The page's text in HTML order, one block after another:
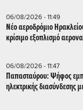
06/08/2026 - 11:49
Νέο αεροδρόμιο
κρίσιμο εξοπλισμό
06/08/2026 - 11:47
Παπασταύρου: Ψήφος
ηλεκτρικής διασύνδεσης